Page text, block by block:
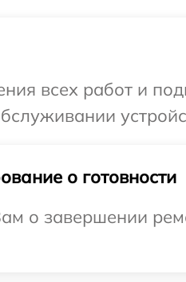
всех работ и
о готовности
о завершении